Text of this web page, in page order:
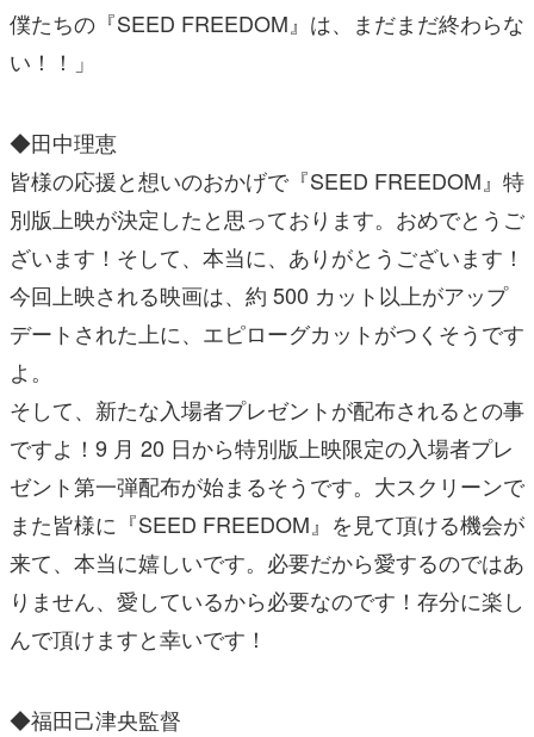
僕たちの『SEED FREEDOM』は、まだまだ終わらな
い！！」
◆田中理恵
皆様の応援と想いのおかげで『SEED FREEDOM』特
別版上映が決定したと思っております。おめでとうご
ざいます！そして、本当に、ありがとうございます！
今回上映される映画は、約 500 カット以上がアップ
デートされた上に、エピローグカットがつくそうです
よ。
そして、新たな入場者プレゼントが配布されるとの事
ですよ！9 月 20 日から特別版上映限定の入場者プレ
ゼント第一弾配布が始まるそうです。大スクリーンで
また皆様に『SEED FREEDOM』を見て頂ける機会が
来て、本当に嬉しいです。必要だから愛するのではあ
りません、愛しているから必要なのです！存分に楽し
んで頂けますと幸いです！
◆福田己津央監督